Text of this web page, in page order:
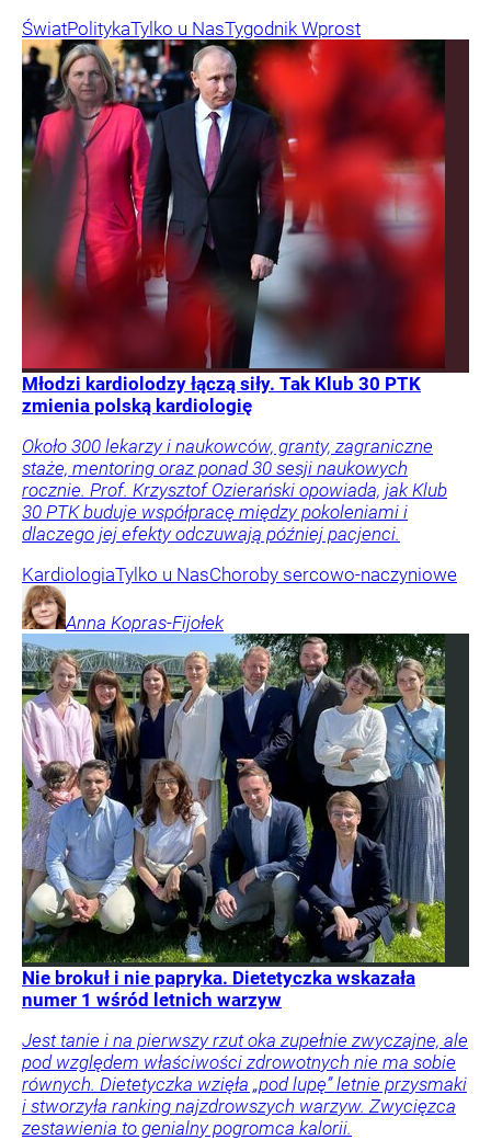
ŚwiatPolitykaTylko u NasTygodnik Wprost
Młodzi kardiolodzy łączą siły. Tak Klub 30 PTK
zmienia polską kardiologię
Około 300 lekarzy i naukowców, granty, zagraniczne
staże, mentoring oraz ponad 30 sesji naukowych
rocznie. Prof. Krzysztof Ozierański opowiada, jak Klub
30 PTK buduje współpracę między pokoleniami i
dlaczego jej efekty odczuwają później pacjenci.
KardiologiaTylko u NasChoroby sercowo-naczyniowe
Anna Kopras-Fijołek
Nie brokuł i nie papryka. Dietetyczka wskazała
numer 1 wśród letnich warzyw
Jest tanie i na pierwszy rzut oka zupełnie zwyczajne, ale
pod względem właściwości zdrowotnych nie ma sobie
równych. Dietetyczka wzięła „pod lupę” letnie przysmaki
i stworzyła ranking najzdrowszych warzyw. Zwycięzca
zestawienia to genialny pogromca kalorii.